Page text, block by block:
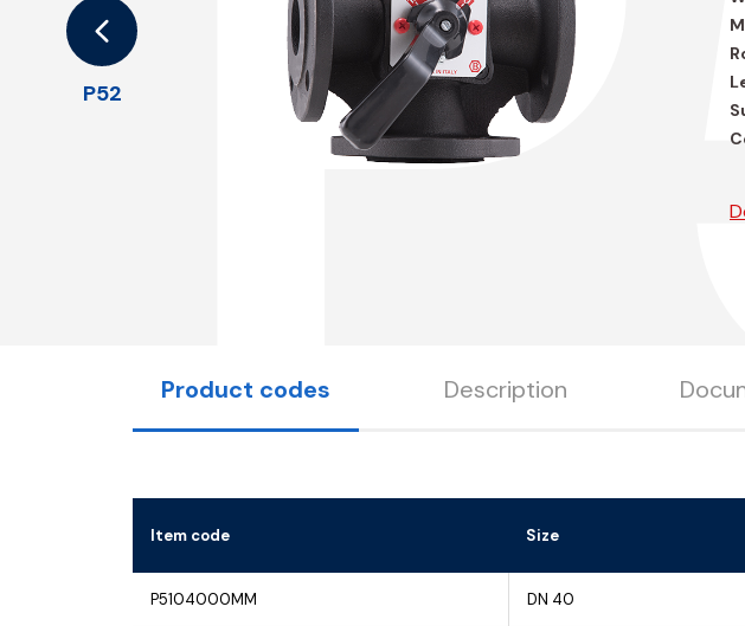
P52
Product codes Description
Item code Size
P5104000MM DN 40